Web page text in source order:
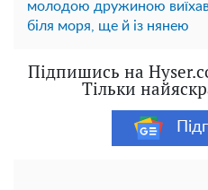
молодою дружиною
біля моря, ще й із нянею
Підпишись на
Тільки